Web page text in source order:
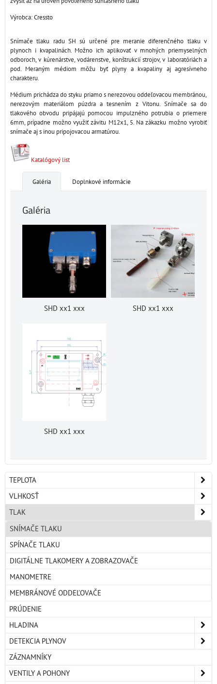
Výrobca:Cressto
Snímače tlaku radu SH sú určené pre meranie diferenčného tlaku v
plynoch i kvapalinách. Možno ich aplikovať v mnohých priemyselných
odboroch, v kúrenárstve, vodárenstve, konštrukcií strojov, v laboratóriách a
pod. Meraným médiom môžu byť plyny a kvapaliny aj agresívneho
charakteru.
Médium prichádza do styku priamo s nerezovou oddeľovacou membránou,
nerezovým materiálom púzdra a tesnením z Vitonu. Snímače sa do
tlakového obvodu pripájajú pomocou impulzného potrubia o priemere
6mm, prípadne možno využiť závitu M12x1, 5. Na zákazku možno vyrobiť
snímače aj s inou pripojovacou armatúrou.
Katalógový list
Galéria Doplnkové informácie
Galéria
SHD xx1 xxx SHD xx1 xxx
SHD xx1 xxx
TEPLOTA
VLHKOSŤ
TLAK
SNÍMAČE TLAKU
SPÍNAČE TLAKU
DIGITÁLNE TLAKOMERY A ZOBRAZOVAČE
MANOMETRE
MEMBRÁNOVÉ ODDEĽOVAČE
PRÚDENIE
HLADINA
DETEKCIA PLYNOV
ZÁZNAMNÍKY
VENTILY A POHONY